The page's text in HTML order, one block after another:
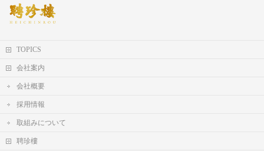
TOPICS
会社案内
会社概要
採用情報
取組みについて
聘珍樓